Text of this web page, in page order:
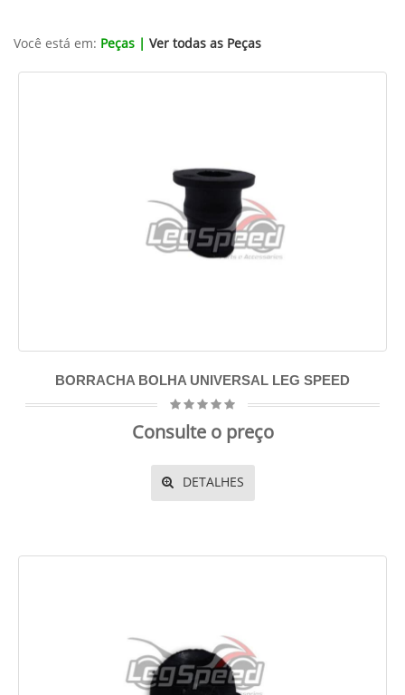
Você está em: Peças | Ver todas as Peças
BORRACHA BOLHA UNIVERSAL LEG SPEED
Consulte o preço
DETALHES